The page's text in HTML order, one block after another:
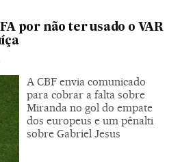
por não ter usado o VAR
A CBF envia comunicado
para cobrar a falta sobre
Miranda no gol do empate
dos europeus e um pênalti
sobre Gabriel Jesus